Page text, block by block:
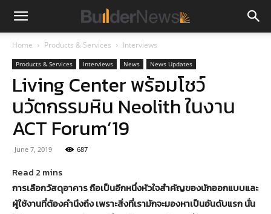
Home Products & Services Interviews
Products & Services Interviews News News Updates
Living Center พร้อมโชว์
นวัตกรรมหิน Neolith ในงาน
ACT Forum’19
June 7, 2019 687
การเลือกวัสดุอาคาร ถือเป็นอีกหนึ่งหัวใจสำคัญของนักออกแบบและ
ผู้ใช้งานที่ต้องคำนึงถึง เพราะสิ่งที่เรามักจะมองหาเป็นอันดับแรก นั่น